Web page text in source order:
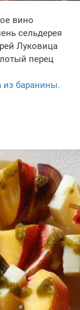
вино
сельдерея
Луковица
перец
из баранины.